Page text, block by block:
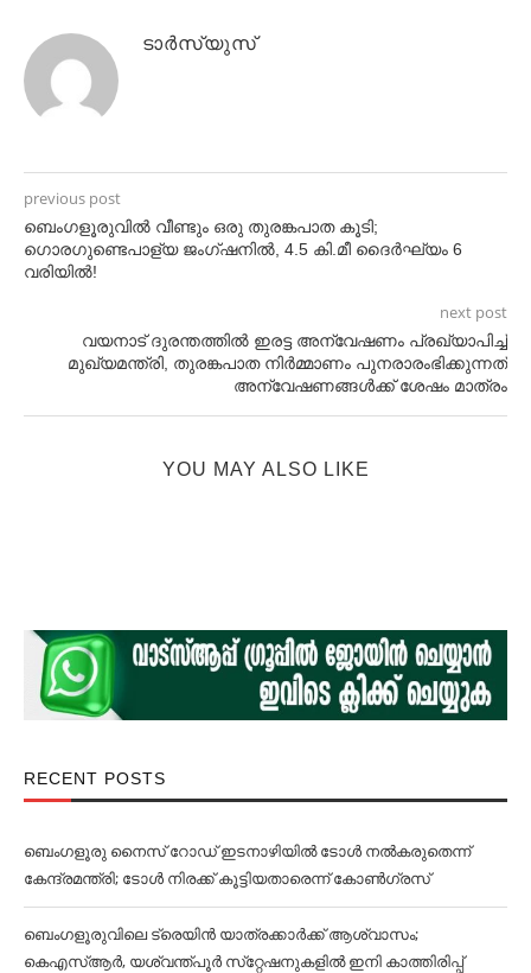
ടാർസ്യുസ്
previous post
ബെംഗളൂരുവില്‍ വീണ്ടും ഒരു തുരങ്കപാത കൂടി;
ഗൊരഗുണ്ടെപാള്യ ജംഗ്ഷനില്‍, 4.5 കി.മീ ദൈര്‍ഘ്യം 6
വരിയില്‍!
next post
വയനാട് ദുരന്തത്തില്‍ ഇരട്ട അന്വേഷണം പ്രഖ്യാപിച്ച്‌
മുഖ്യമന്ത്രി, തുരങ്കപാത നിര്‍മ്മാണം പുനരാരംഭിക്കുന്നത്
അന്വേഷണങ്ങള്‍ക്ക് ശേഷം മാത്രം
YOU MAY ALSO LIKE
RECENT POSTS
ബെംഗളൂരു നൈസ് റോഡ് ഇടനാഴിയില്‍ ടോള്‍ നല്‍കരുതെന്ന്
കേന്ദ്രമന്ത്രി; ടോള്‍ നിരക്ക് കൂട്ടിയതാരെന്ന് കോണ്‍ഗ്രസ്
ബെംഗളൂരുവിലെ ട്രെയിൻ യാത്രക്കാര്‍ക്ക് ആശ്വാസം;
കെഎസ്‌ആര്‍, യശ്വന്ത്പൂര്‍ സ്‌റ്റേഷനുകളില്‍ ഇനി കാത്തിരിപ്പ്